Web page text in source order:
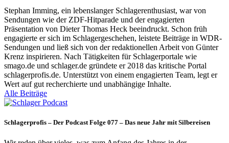
Stephan Imming, ein lebenslanger Schlagerenthusiast, war von
Sendungen wie der ZDF-Hitparade und der engagierten
Präsentation von Dieter Thomas Heck beeindruckt. Schon früh
engagierte er sich im Schlagergeschehen, leistete Beiträge in WDR-
Sendungen und ließ sich von der redaktionellen Arbeit von Günter
Krenz inspirieren. Nach Tätigkeiten für Schlagerportale wie
smago.de und schlager.de gründete er 2018 das kritische Portal
schlagerprofis.de. Unterstützt von einem engagierten Team, legt er
Wert auf gut recherchierte und unabhängige Inhalte.
Alle Beiträge
Schlagerprofis – Der Podcast Folge 077 – Das neue Jahr mit Silbereisen